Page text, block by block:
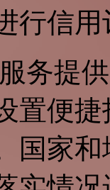
行信用
务提
置便
国家